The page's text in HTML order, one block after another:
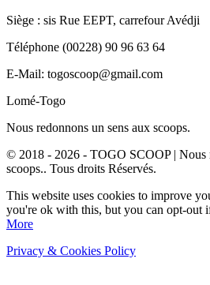
Siège : sis Rue EEPT, carrefour Avédji
Téléphone (00228) 90 96 63 64
E-Mail: togoscoop@gmail.com
Lomé-Togo
Nous redonnons un sens aux scoops.
© 2018 - 2026 - TOGO SCOOP | Nous
scoops.. Tous droits Réservés.
This website uses cookies to improve
you're ok with this, but you can opt-out
More
Privacy & Cookies Policy